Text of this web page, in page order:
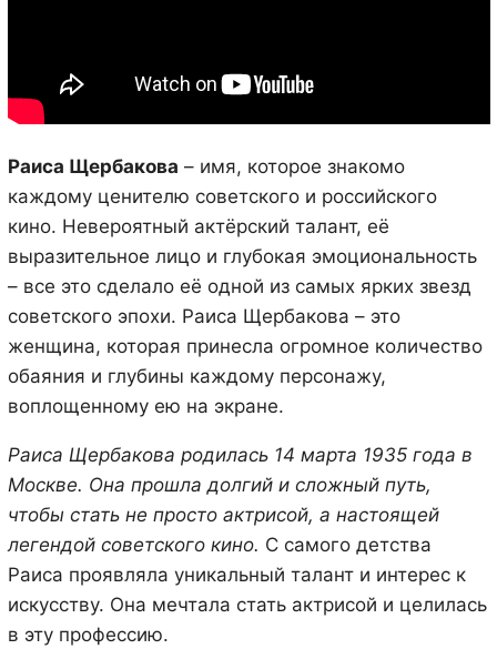
Раиса Щербакова – имя, которое знакомо
каждому ценителю советского и российского
кино. Невероятный актёрский талант, её
выразительное лицо и глубокая эмоциональность
– все это сделало её одной из самых ярких звезд
советского эпохи. Раиса Щербакова – это
женщина, которая принесла огромное количество
обаяния и глубины каждому персонажу,
воплощенному ею на экране.
Раиса Щербакова родилась 14 марта 1935 года в
Москве. Она прошла долгий и сложный путь,
чтобы стать не просто актрисой, а настоящей
легендой советского кино. С самого детства
Раиса проявляла уникальный талант и интерес к
искусству. Она мечтала стать актрисой и целилась
в эту профессию.